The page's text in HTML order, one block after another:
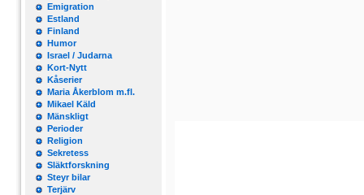
Emigration
Estland
Finland
Humor
Israel / Judarna
Kort-Nytt
Kåserier
Maria Åkerblom m.fl.
Mikael Käld
Mänskligt
Perioder
Religion
Sekretess
Släktforskning
Steyr bilar
Terjärv